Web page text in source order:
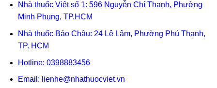
Nhà thuốc Việt số 1: 596 Nguyễn Chí Thanh, Phường
Minh Phụng, TP.HCM
Nhà thuốc Bảo Châu: 24 Lê Lâm, Phường Phú Thạnh,
TP. HCM
Hotline: 0398883456
Email: lienhe@nhathuocviet.vn